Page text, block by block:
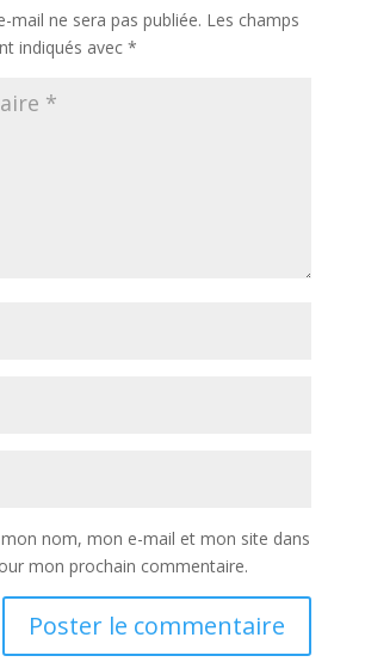
mail ne sera pas publiée. Les champs
indiqués avec *
nom, mon e-mail et mon site dans
mon prochain commentaire.